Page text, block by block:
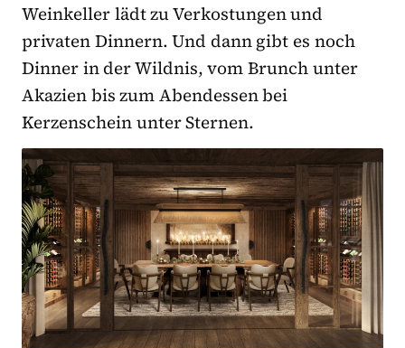
Weinkeller lädt zu Verkostungen und
privaten Dinnern. Und dann gibt es noch
Dinner in der Wildnis, vom Brunch unter
Akazien bis zum Abendessen bei
Kerzenschein unter Sternen.